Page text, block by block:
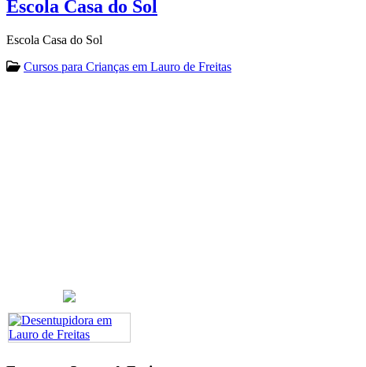
Escola Casa do Sol
Escola Casa do Sol
Cursos para Crianças em Lauro de Freitas